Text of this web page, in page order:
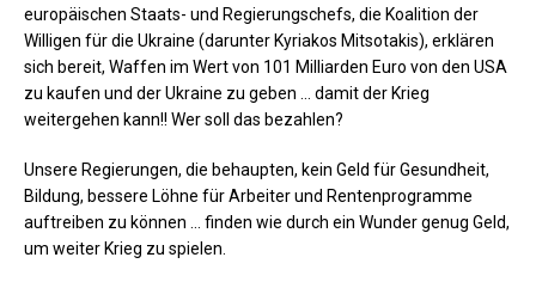
europäischen Staats- und Regierungschefs, die Koalition der
Willigen für die Ukraine (darunter Kyriakos Mitsotakis), erklären
sich bereit, Waffen im Wert von 101 Milliarden Euro von den USA
zu kaufen und der Ukraine zu geben … damit der Krieg
weitergehen kann!! Wer soll das bezahlen?
Unsere Regierungen, die behaupten, kein Geld für Gesundheit,
Bildung, bessere Löhne für Arbeiter und Rentenprogramme
auftreiben zu können … finden wie durch ein Wunder genug Geld,
um weiter Krieg zu spielen.